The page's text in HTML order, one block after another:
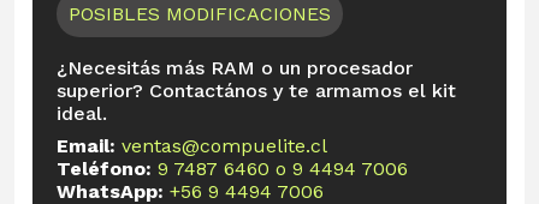
POSIBLES MODIFICACIONES
¿Necesitás más RAM o un procesador
superior? Contactános y te armamos el kit
ideal.
Email: ventas@compuelite.cl
Teléfono: 9 7487 6460 o 9 4494 7006
WhatsApp: +56 9 4494 7006